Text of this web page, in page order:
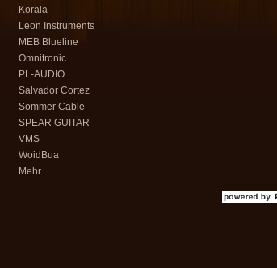
Korala
Leon Instruments
MEB Blueline
Omnitronic
PL-AUDIO
Salvador Cortez
Sommer Cable
SPEAR GUITAR
VMS
WoidBua
Mehr